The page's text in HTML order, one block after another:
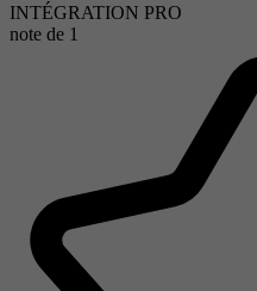
INTÉGRATION PRO
note de 1